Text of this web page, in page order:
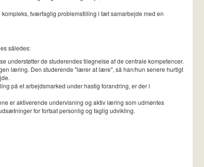
tværfaglig problemstilling i tæt samarbejde med en
således:
understøtter de studerendes tilegnelse af de centrale kompetencer.
læring. Den studerende "lærer at lære", så han/hun senere hurtigt
på et arbejdsmarked under hastig forandring, er der i
er aktiverende undervisning og aktiv læring som udmøntes
for fortsat personlig og faglig udvikling.